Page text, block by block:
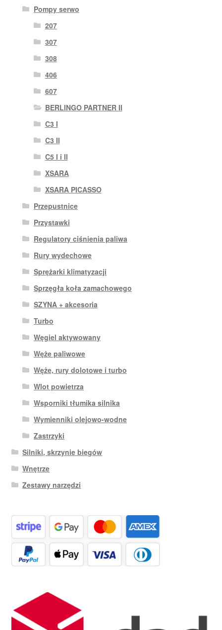
Pompy serwo
207
307
308
406
607
BERLINGO PARTNER II
C3 I
C3 II
C5 I i II
XSARA
XSARA PICASSO
Przepustnice
Przystawki
Regulatory ciśnienia paliwa
Rury wydechowe
Sprężarki klimatyzacji
Sprzęgła koła zamachowego
SZYNA + akcesoria
Turbo
Węgiel aktywowany
Węże paliwowe
Węże, rury dolotowe i turbo
Wlot powietrza
Wsporniki tłumika silnika
Wymienniki olejowo-wodne
Zastrzyki
Silniki, skrzynie biegów
Wnętrze
Zestawy narzędzi